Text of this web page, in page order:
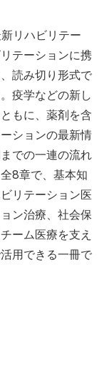
リハビリテー
テーションに携
読み切り形式で
疫学などの新し
もに、薬剤を含
ションの最新情
での一連の流れ
8章で、基本知
リテーション医
ン治療、社会保
ーム医療を支え
用できる一冊で